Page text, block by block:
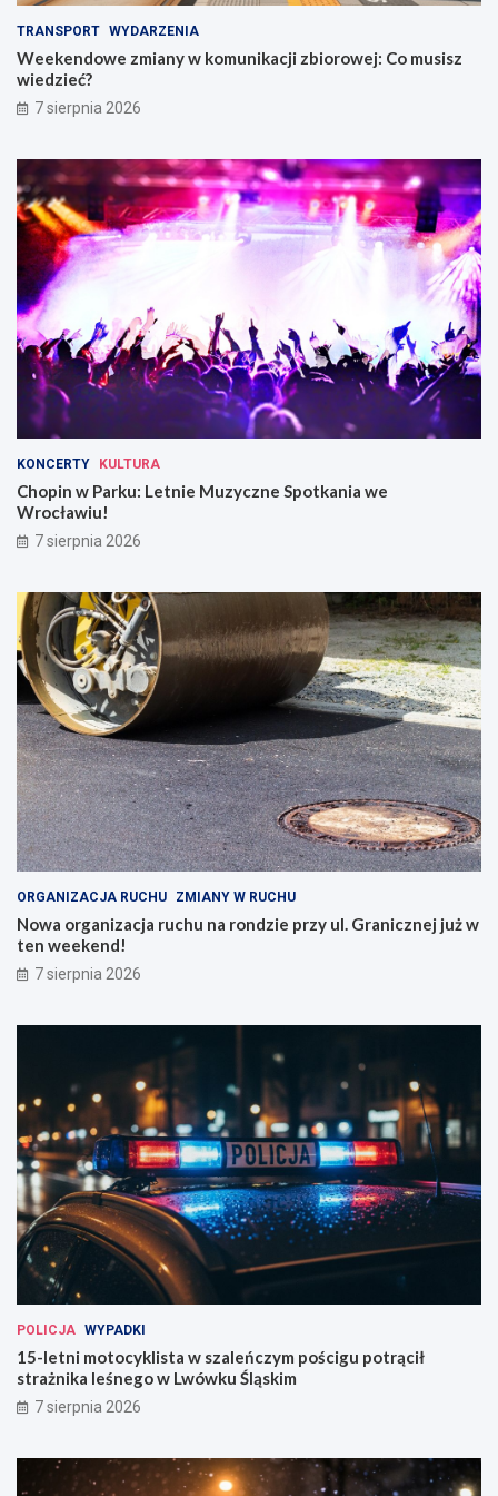
iw
W
r
o
a
w
i
u
TRANSPORT WYDARZENIA
Weekendowe zmiany w komunikacji zbiorowej: Co musisz
wiedzieć?
7 sierpnia 2026
KONCERTY KULTURA
Chopin w Parku: Letnie Muzyczne Spotkania we
Wrocławiu!
7 sierpnia 2026
ORGANIZACJA RUCHU ZMIANY W RUCHU
Nowa organizacja ruchu na rondzie przy ul. Granicznej już w
ten weekend!
7 sierpnia 2026
POLICJA WYPADKI
15-letni motocyklista w szaleńczym pościgu potrącił
strażnika leśnego w Lwówku Śląskim
7 sierpnia 2026